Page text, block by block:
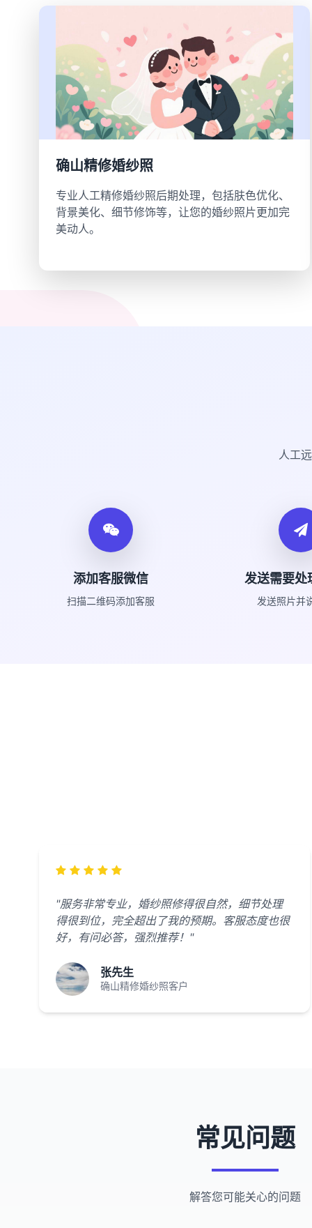
确山精修婚纱照
专业人工精修婚纱照后期处理，包括肤色优化、
背景美化、细节修饰等，让您的婚纱照片更加完
美动人。
人工
添加客服微信
扫描二维码添加客服
发送需要处
发送照片并
"服务非常专业，婚纱照修得很自然，细节处理
得很到位，完全超出了我的预期。客服态度也很
好，有问必答，强烈推荐！"
张先生
确山精修婚纱照客户
常见问题
解答您可能关心的问题